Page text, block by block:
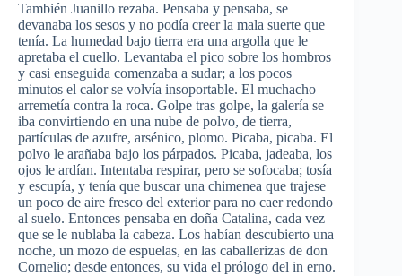
También Juanillo rezaba. Pensaba y pensaba, se
devanaba los sesos y no podía creer la mala suerte que
tenía. La humedad bajo tierra era una argolla que le
apretaba el cuello. Levantaba el pico sobre los hombros
y casi enseguida comenzaba a sudar; a los pocos
minutos el calor se volvía insoportable. El muchacho
arremetía contra la roca. Golpe tras golpe, la galería se
iba convirtiendo en una nube de polvo, de tierra,
partículas de azufre, arsénico, plomo. Picaba, picaba. El
polvo le arañaba bajo los párpados. Picaba, jadeaba, los
ojos le ardían. Intentaba respirar, pero se sofocaba; tosía
y escupía, y tenía que buscar una chimenea que trajese
un poco de aire fresco del exterior para no caer redondo
al suelo. Entonces pensaba en doña Catalina, cada vez
que se le nublaba la cabeza. Los habían descubierto una
noche, un mozo de espuelas, en las caballerizas de don
Cornelio; desde entonces, su vida el prólogo del in erno.